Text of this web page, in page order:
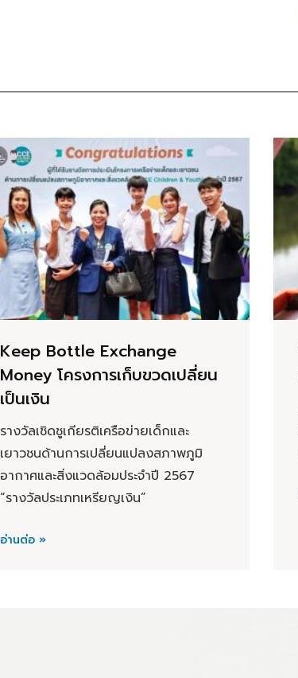
Keep Bottle Exchange
Money โครงการเก็บขวดเปลี่ยน
เป็นเงิน
รางวัลเชิดชูเกียรติเครือข่ายเด็กและ
เยาวชนด้านการเปลี่ยนแปลงสภาพภูมิ
อากาศและสิ่งแวดล้อมประจำปี 2567
“รางวัลประเภทเหรียญเงิน”
อ่านต่อ »